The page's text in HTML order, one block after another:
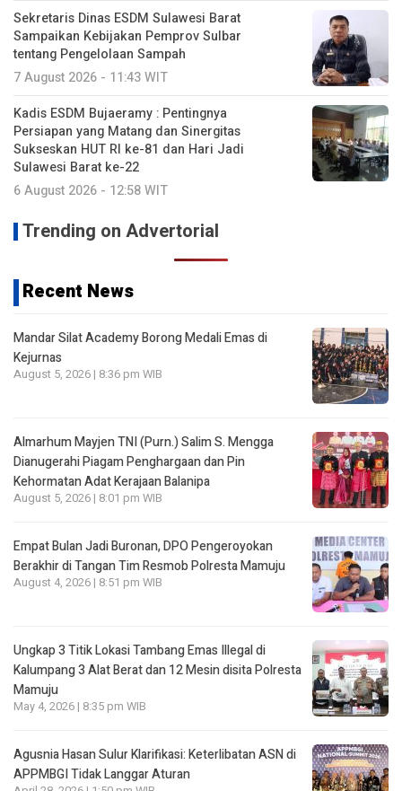
Sekretaris Dinas ESDM Sulawesi Barat
Sampaikan Kebijakan Pemprov Sulbar
tentang Pengelolaan Sampah
7 August 2026 - 11:43 WIT
Kadis ESDM Bujaeramy : Pentingnya
Persiapan yang Matang dan Sinergitas
Sukseskan HUT RI ke-81 dan Hari Jadi
Sulawesi Barat ke-22
6 August 2026 - 12:58 WIT
Trending on Advertorial
Recent News
Mandar Silat Academy Borong Medali Emas di
Kejurnas
August 5, 2026 | 8:36 pm WIB
Almarhum Mayjen TNI (Purn.) Salim S. Mengga
Dianugerahi Piagam Penghargaan dan Pin
Kehormatan Adat Kerajaan Balanipa
August 5, 2026 | 8:01 pm WIB
Empat Bulan Jadi Buronan, DPO Pengeroyokan
Berakhir di Tangan Tim Resmob Polresta Mamuju
August 4, 2026 | 8:51 pm WIB
Ungkap 3 Titik Lokasi Tambang Emas Illegal di
Kalumpang 3 Alat Berat dan 12 Mesin disita Polresta
Mamuju
May 4, 2026 | 8:35 pm WIB
Agusnia Hasan Sulur Klarifikasi: Keterlibatan ASN di
APPMBGI Tidak Langgar Aturan